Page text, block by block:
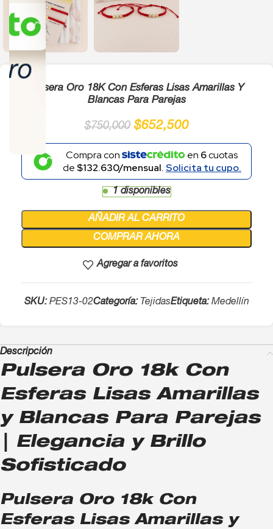
Pulsera Oro 18K Con Esferas Lisas Amarillas Y
Blancas Para Parejas
$750,000 $652,500
Compra con en 6cuotas
de $132.630/mensual.Solicita tu cupo.
1 disponibles
AÑADIR AL CARRITO
COMPRAR AHORA
Agregar a favoritos
SKU:PES13-02Categoría: TejidasEtiqueta: Medellín
Descripción
Pulsera Oro 18k Con
Esferas Lisas Amarillas
y Blancas Para Parejas
| Elegancia y Brillo
Sofisticado
Pulsera Oro 18k Con
Esferas Lisas Amarillas y